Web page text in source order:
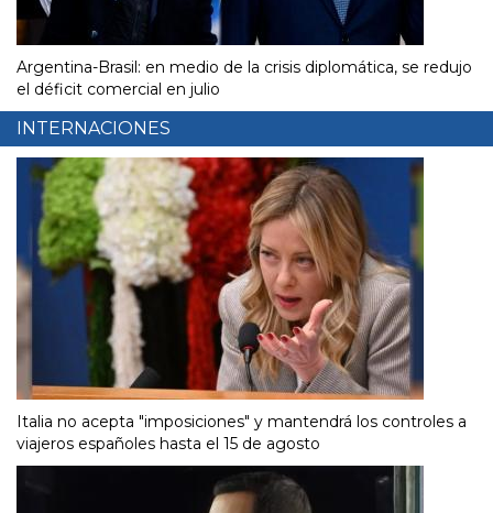
Argentina-Brasil: en medio de la crisis diplomática, se redujo
el déficit comercial en julio
INTERNACIONES
Italia no acepta "imposiciones" y mantendrá los controles a
viajeros españoles hasta el 15 de agosto